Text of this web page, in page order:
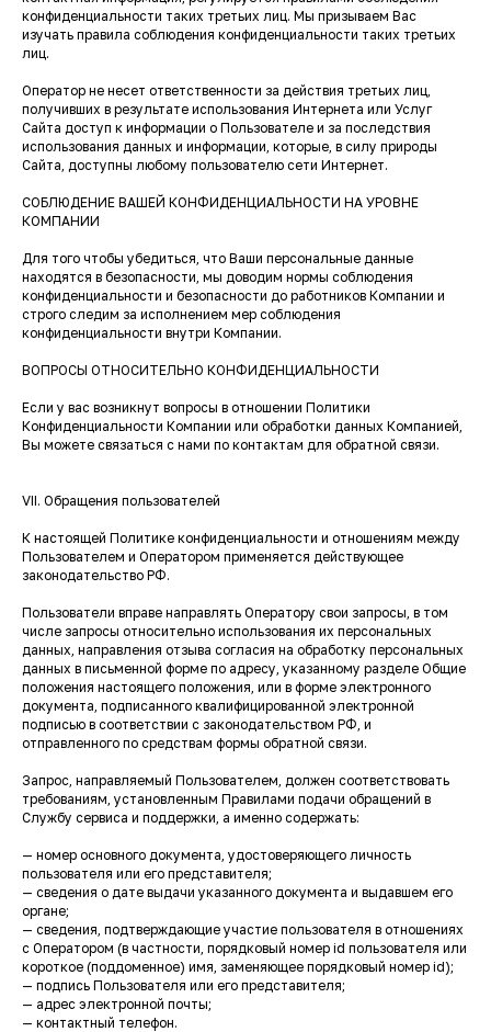
конфиденциальности таких третьих лиц. Мы призываем Вас
изучать правила соблюдения конфиденциальности таких третьих
лиц.
Оператор не несет ответственности за действия третьих лиц,
получивших в результате использования Интернета или Услуг
Сайта доступ к информации о Пользователе и за последствия
использования данных и информации, которые, в силу природы
Сайта, доступны любому пользователю сети Интернет.
СОБЛЮДЕНИЕ ВАШЕЙ КОНФИДЕНЦИАЛЬНОСТИ НА УРОВНЕ
КОМПАНИИ
Для того чтобы убедиться, что Ваши персональные данные
находятся в безопасности, мы доводим нормы соблюдения
конфиденциальности и безопасности до работников Компании и
строго следим за исполнением мер соблюдения
конфиденциальности внутри Компании.
ВОПРОСЫ ОТНОСИТЕЛЬНО КОНФИДЕНЦИАЛЬНОСТИ
Если у вас возникнут вопросы в отношении Политики
Конфиденциальности Компании или обработки данных Компанией,
Вы можете связаться с нами по контактам для обратной связи.
VII. Обращения пользователей
К настоящей Политике конфиденциальности и отношениям между
Пользователем и Оператором применяется действующее
законодательство РФ.
Пользователи вправе направлять Оператору свои запросы, в том
числе запросы относительно использования их персональных
данных, направления отзыва согласия на обработку персональных
данных в письменной форме по адресу, указанному разделе Общие
положения настоящего положения, или в форме электронного
документа, подписанного квалифицированной электронной
подписью в соответствии с законодательством РФ, и
отправленного по средствам формы обратной связи.
Запрос, направляемый Пользователем, должен соответствовать
требованиям, установленным Правилами подачи обращений в
Службу сервиса и поддержки, а именно содержать:
— номер основного документа, удостоверяющего личность
пользователя или его представителя;
— сведения о дате выдачи указанного документа и выдавшем его
органе;
— сведения, подтверждающие участие пользователя в отношениях
с Оператором (в частности, порядковый номер id пользователя или
короткое (поддоменное) имя, заменяющее порядковый номер id);
— подпись Пользователя или его представителя;
— адрес электронной почты;
— контактный телефон.